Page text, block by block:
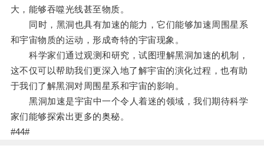
大，能够吞噬光线甚至物质。
同时，黑洞也具有加速的能力，它们能够加速周围星系
和宇宙物质的运动，形成奇特的宇宙现象。
科学家们通过观测和研究，试图理解黑洞加速的机制，
这不仅可以帮助我们更深入地了解宇宙的演化过程，也有助
于我们了解黑洞对周围星系和宇宙的影响。
黑洞加速是宇宙中一个令人着迷的领域，我们期待科学
家们能够探索出更多的奥秘。
#44#